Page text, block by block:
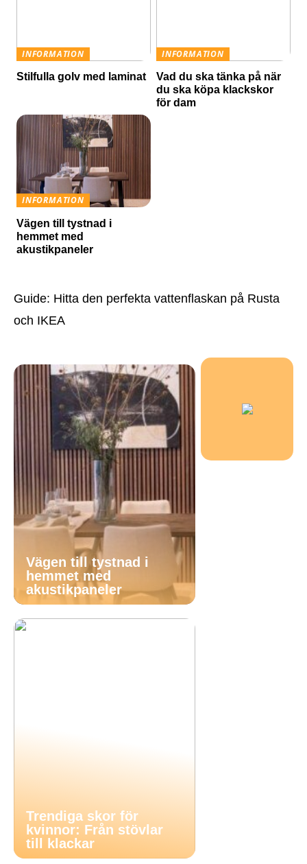
INFORMATION
Stilfulla golv med laminat
INFORMATION
Vad du ska tänka på när
du ska köpa klackskor
för dam
INFORMATION
Vägen till tystnad i
hemmet med
akustikpaneler
Guide: Hitta den perfekta vattenflaskan på Rusta
och IKEA
Vägen till tystnad i
hemmet med
akustikpaneler
Trendiga skor för
kvinnor: Från stövlar
till klackar